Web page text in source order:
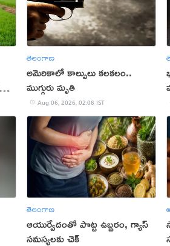
తెలంగాణ
అమెరికాలో కాల్పులు కలకలం..
ముగ్గురు మృతి
Aug 06, 2026, 02:08 IST
తెలంగాణ
ఆయుర్వేదంతో పొట్ట ఉబ్బరం, గ్యాస్
సమస్యలకు చెక్